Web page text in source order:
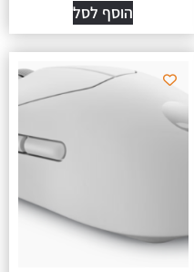
הוסף לסל